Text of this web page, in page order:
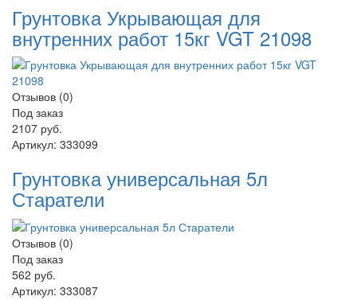
Грунтовка Укрывающая для
внутренних работ 15кг VGT 21098
Отзывов (0)
Под заказ
2107 руб.
Артикул: 333099
Грунтовка универсальная 5л
Старатели
Отзывов (0)
Под заказ
562 руб.
Артикул: 333087